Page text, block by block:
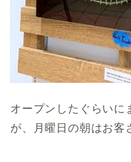
オープンしたぐらいに
が、月曜日の朝はお客